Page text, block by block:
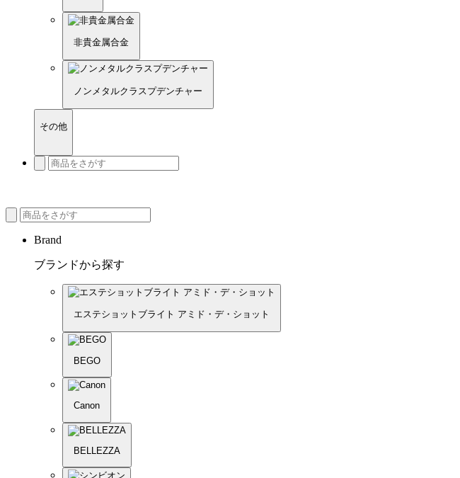
非貴金属合金
ノンメタルクラスプデンチャー
その他
Brand
ブランドから探す
エステショットブライト アミド・デ・ショット
BEGO
Canon
BELLEZZA